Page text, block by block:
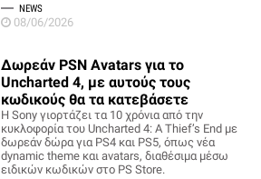
NEWS
08/06/2026
Δωρεάν PSN Avatars για το
Uncharted 4, με αυτούς τους
κωδικούς θα τα κατεβάσετε
Η Sony γιορτάζει τα 10 χρόνια από την
κυκλοφορία του Uncharted 4: A Thief’s End με
δωρεάν δώρα για PS4 και PS5, όπως νέα
dynamic theme και avatars, διαθέσιμα μέσω
ειδικών κωδικών στο PS Store.